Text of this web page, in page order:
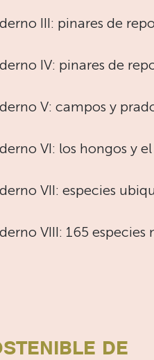
III: pinares de
IV: pinares de
V: campos y
VI: los hongos y
VII: especies
VIII: 165 especies
DE